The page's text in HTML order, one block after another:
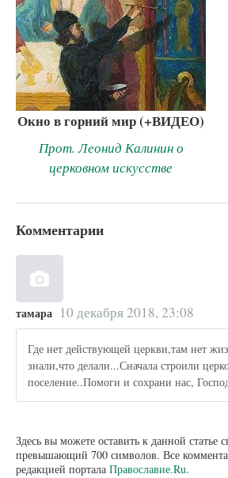
Окно в горний мир (+ВИДЕО)
Прот. Леонид Калинин о
церковном искусстве
Комментарии
тамара 10 декабря 2018, 23:08
Где нет действующей церкви,там нет
знали,что делали...Сначала строили
поселение..Помоги и сохрани нас,
Здесь вы можете оставить к данной статье
превышающий 700 символов. Все
редакцией портала Православие.Ru.